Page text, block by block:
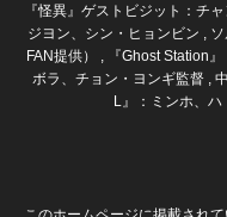
『怪異』ゲストビジット：チ
ジヨン、シン・ヒョンビン ,
FAN提供） , 『Ghost Station
ボラ、チョン・ヨンギ監督 ,
L』：ミンホ、